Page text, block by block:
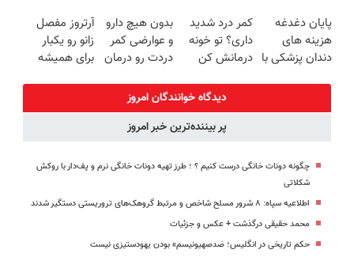
خرید40%تخفیف
◗پرسش‌نامه◖
(◂پرسش‌نامه)
آموزش رایگان
پایان دغدغه
هزینه های
دندان پزشکی با
کمر درد شدید
داری؟ تو خونه
درمانش کن
رو پرکن)
بدون هیچ دارو
و عوارضی کمر
دردت رو درمان
(پرسش‌نامه)
آرتروز مفصل
زانو رو یکبار
برای همیشه
دیدگاه خوانندگان امروز
پر بیننده‌ترین خبر امروز
چگونه دونات خانگی درست کنیم ؟ ؛ طرز تهیه دونات خانگی نرم و پف‌دار با روکش
شکلاتی
اطلاعیه سپاه: ۸ شرور مسلح شاخص و مرتبط گروهک‌های تروریستی دستگیر شدند
محمد حقیقی درگذشت + عکس و جزئیات
حکم تاریخی در انگلیس؛ ضدصهیونیسم» بودن یهودستیزی نیست